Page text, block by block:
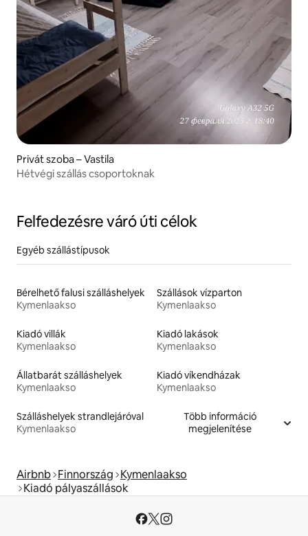
Privát szoba – Vastila
Hétvégi szállás csoportoknak
Felfedezésre váró úti célok
Egyéb szállástípusok
Bérelhető falusi szálláshelyek
Kymenlaakso
Szállások vízparton
Kymenlaakso
Kiadó villák
Kymenlaakso
Kiadó lakások
Kymenlaakso
Állatbarát szálláshelyek
Kymenlaakso
Kiadó víkendházak
Kymenlaakso
Szálláshelyek strandlejáróval
Kymenlaakso
Több információ
megjelenítése
Airbnb Finnország Kymenlaakso
Kiadó pályaszállások